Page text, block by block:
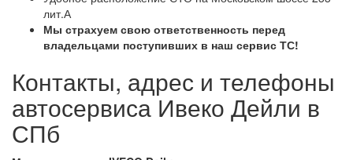
лит.А
Мы страхуем свою ответственность перед
владельцами поступивших в наш сервис ТС!
Контакты, адрес и телефоны
автосервиса Ивеко Дейли в
СПб